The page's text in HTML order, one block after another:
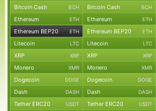
Bitcoin Cash BCH Bitcoin Cash BCH
Ethereum ETH Ethereum ETH
Ethereum BEP20 ETH Ethereum BEP20 ETH
Litecoin LTC Litecoin LTC
XRP XRP XRP XRP
Monero XMR Monero XMR
Dogecoin DOGE Dogecoin DOGE
Dash DASH Dash DASH
Tether ERC20 USDT Tether ERC20 USDT